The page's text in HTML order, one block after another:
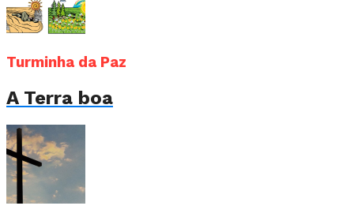
Turminha da Paz
A Terra boa